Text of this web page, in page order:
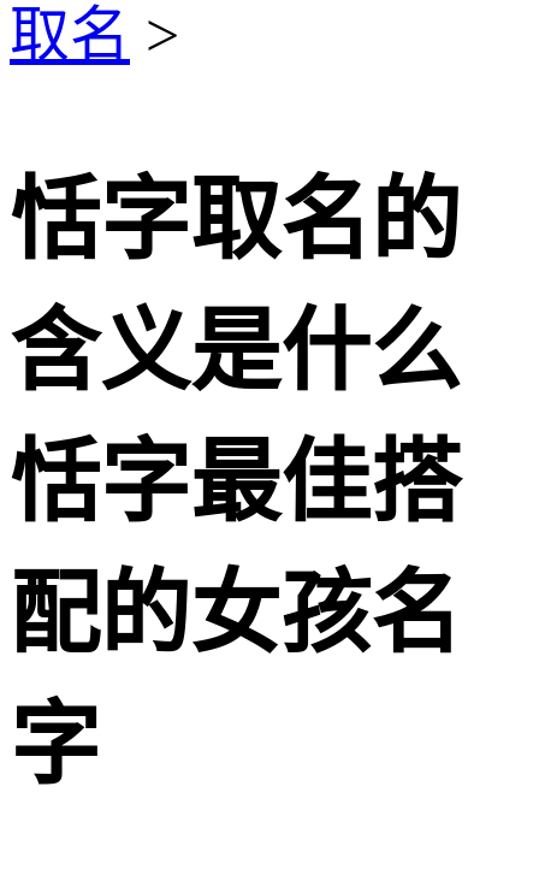
取名 >
恬字取名的
含义是什么
恬字最佳搭
配的女孩名
字